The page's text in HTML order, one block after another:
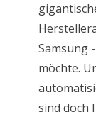
Samsung
möchte.
sind doch